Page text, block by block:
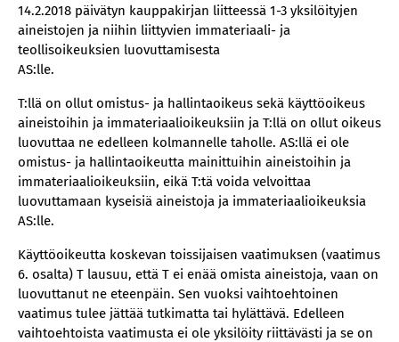
14.2.2018 päivätyn kauppakirjan liitteessä 1-3 yksilöityjen
aineistojen ja niihin liittyvien immateriaali- ja
teollisoikeuksien luovuttamisesta
AS:lle.
T:llä on ollut omistus- ja hallintaoikeus sekä käyttöoikeus
aineistoihin ja immateriaalioikeuksiin ja T:llä on ollut oikeus
luovuttaa ne edelleen kolmannelle taholle. AS:llä ei ole
omistus- ja hallintaoikeutta mainittuihin aineistoihin ja
immateriaalioikeuksiin, eikä T:tä voida velvoittaa
luovuttamaan kyseisiä aineistoja ja immateriaalioikeuksia
AS:lle.
Käyttöoikeutta koskevan toissijaisen vaatimuksen (vaatimus
6. osalta) T lausuu, että T ei enää omista aineistoja, vaan on
luovuttanut ne eteenpäin. Sen vuoksi vaihtoehtoinen
vaatimus tulee jättää tutkimatta tai hylättävä. Edelleen
vaihtoehtoista vaatimusta ei ole yksilöity riittävästi ja se on